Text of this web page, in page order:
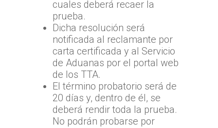
cuales deberá recaer la
prueba.
Dicha resolución será
notificada al reclamante por
carta certificada y al Servicio
de Aduanas por el portal web
de los TTA.
El término probatorio será de
20 días y, dentro de él, se
deberá rendir toda la prueba.
No podrán probarse por